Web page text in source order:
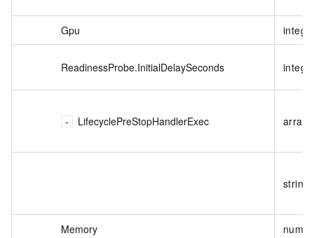
Gpu
ReadinessProbe.InitialDelaySeconds
LifecyclePreStopHandlerExec array
string
Memory